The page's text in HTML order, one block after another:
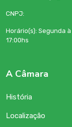
CNPJ:
Horário(s): Segunda
17:00hs
A Câmara
História
Localização